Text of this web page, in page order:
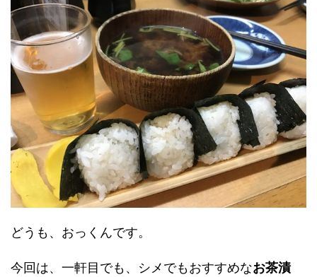
どうも、おっくんです。
今回は、一軒目でも、シメでもおすすめなお茶漬